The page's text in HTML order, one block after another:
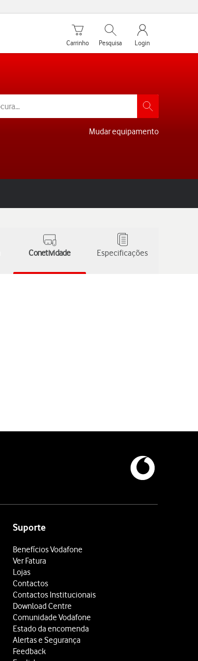
Carrinho de compras
Carrinho
Pesquisar
Pesquisa
My Vodafone
Login
Mudar equipamento
Conetividade Especificações
Suporte
Benefícios Vodafone
Ver Fatura
Lojas
Contactos
Contactos Institucionais
Download Centre
Comunidade Vodafone
Estado da encomenda
Alertas e Segurança
Feedback